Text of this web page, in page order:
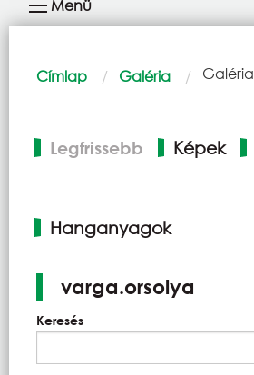
navigáció
Menü
Morzsa
Címlap Galéria Current:
Galéria
fülek
Legfrissebb Képek
Hanganyagok
varga.orsolya
Keresés